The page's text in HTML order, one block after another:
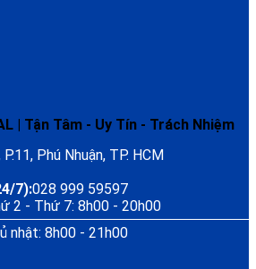
| Tận Tâm - Uy Tín - Trách Nhiệm
Phú Nhuận, TP. HCM
7):028 999 59597
2 - Thứ 7: 8h00 - 20h00
nhật: 8h00 - 21h00